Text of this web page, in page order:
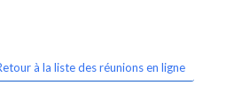
à la liste des réunions en ligne